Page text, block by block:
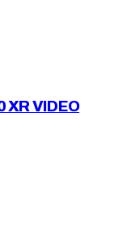
XR VIDEO